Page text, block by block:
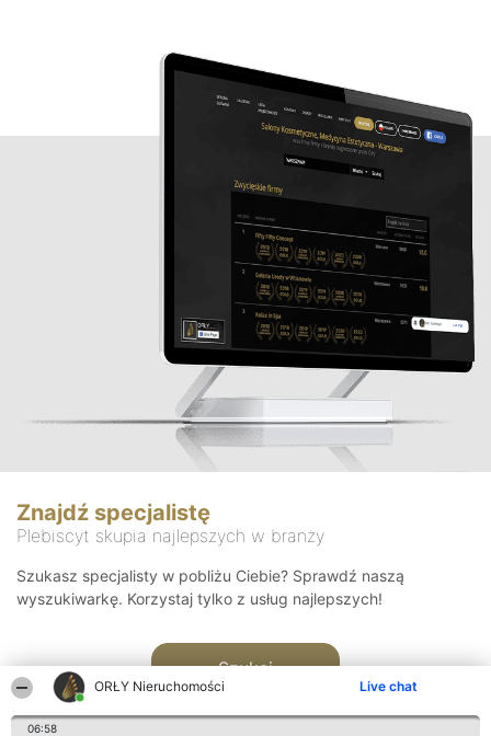
ORŁY Nieruchomości Live chat
06:58
Znajdź specjalistę
Plebiscyt skupia najlepszych w branży
Szukasz specjalisty w pobliżu Ciebie? Sprawdź naszą
wyszukiwarkę. Korzystaj tylko z usług najlepszych!
Szukaj